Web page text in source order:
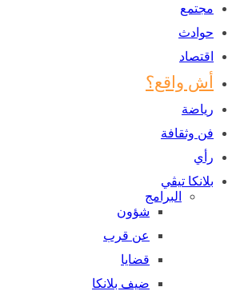
مجتمع
حوادث
اقتصاد
أش واقع؟
رياضة
فن وثقافة
رأي
بلانكا تيڤي
البرامج
شؤون
عن قرب
قضايا
ضيف بلانكا